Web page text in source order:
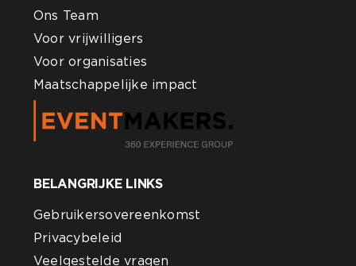
Ons Team
Voor vrijwilligers
Voor organisaties
Maatschappelijke impact
BELANGRIJKE LINKS
Gebruikersovereenkomst
Privacybeleid
Veelgestelde vragen